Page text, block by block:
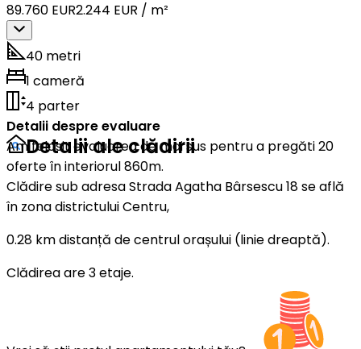
89.760 EUR2.244 EUR / m²
40 metri
1 cameră
4 parter
Detalii despre evaluare
Am folosit evaluarea de mai sus pentru a pregăti 20
oferte în interiorul 860m.
Detalii ale clădirii
Clădire sub adresa Strada Agatha Bârsescu 18 se află
în zona districtului Centru,
0.28 km distanță de centrul orașului (linie dreaptă).
Clădirea are 3 etaje.